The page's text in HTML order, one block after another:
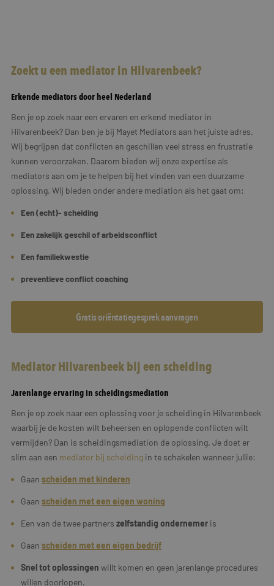
Zoekt u een mediator in Hilvarenbeek?
Erkende mediators door heel Nederland
Ben je op zoek naar een ervaren en erkend mediator in
Hilvarenbeek? Dan ben je bij Mayet Mediators aan het juiste adres.
Wij begrijpen dat conflicten en geschillen veel stress en frustratie
kunnen veroorzaken. Daarom bieden wij onze expertise als
mediators aan om je te helpen bij het vinden van een duurzame
oplossing. Wij bieden onder andere mediation als het gaat om:
Een (echt)- scheiding
Een zakelijk geschil of arbeidsconflict
Een familiekwestie
preventieve conflict coaching
Gratis oriëntatiegesprek aanvragen
Mediator Hilvarenbeek bij een scheiding
Jarenlange ervaring in scheidingsmediation
Ben je op zoek naar een oplossing voor je scheiding in Hilvarenbeek
waarbij je de kosten wilt beheersen en oplopende conflicten wilt
vermijden? Dan is scheidingsmediation de oplossing. Je doet er
slim aan een mediator bij scheiding in te schakelen wanneer jullie:
Gaan scheiden met kinderen
Gaan scheiden met een eigen woning
Een van de twee partners zelfstandig ondernemer is
Gaan scheiden met een eigen bedrijf
Snel tot oplossingen willt komen en geen jarenlange procedures
willen doorlopen.